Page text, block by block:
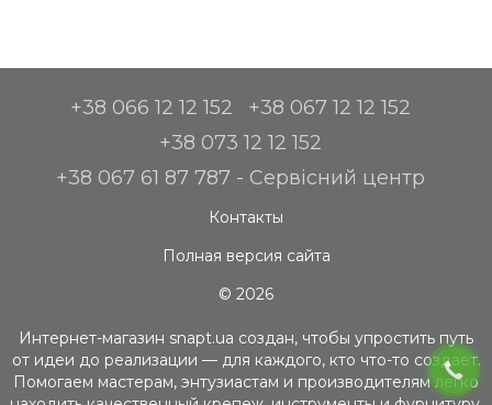
+38 066 12 12 152
+38 067 12 12 152
+38 073 12 12 152
+38 067 61 87 787 - Сервісний центр
Контакты
Полная версия сайта
© 2026
Интернет-магазин snapt.ua создан, чтобы упростить путь
от идеи до реализации — для каждого, кто что-то создает.
Помогаем мастерам, энтузиастам и производителям легко